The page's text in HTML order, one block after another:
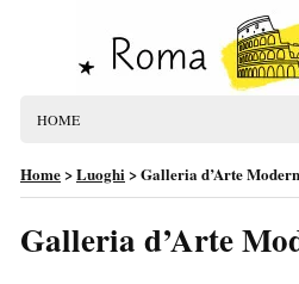
HOME
Home>Luoghi>Galleria d’Arte
Galleria d’Arte